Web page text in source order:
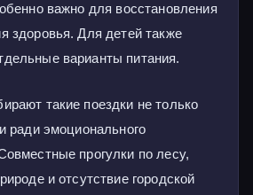
важно для восстановления
здоровья. Для детей также
варианты питания.
такие поездки не только
ради эмоционального
прогулки по лесу,
и отсутствие городской